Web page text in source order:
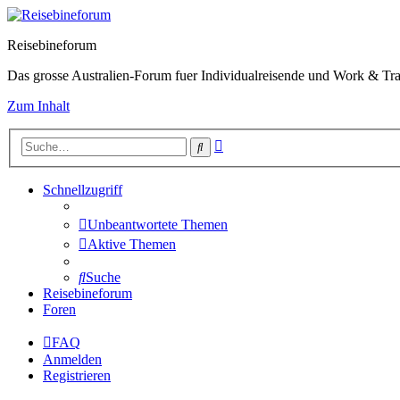
Reisebineforum
Das grosse Australien-Forum fuer Individualreisende und Work &
Zum Inhalt
Suche
Schnellzugriff
Unbeantwortete Themen
Aktive Themen
Suche
Reisebineforum
Foren
FAQ
Anmelden
Registrieren